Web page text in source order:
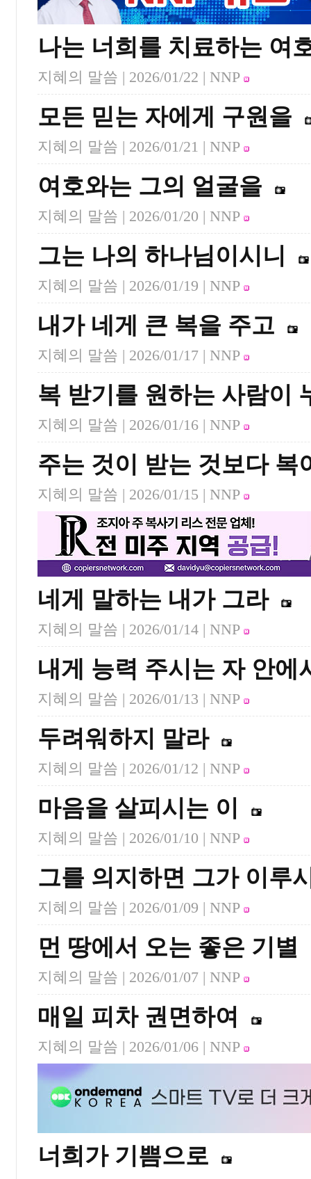
나는 너희를 치료하는 여
지혜의 말씀 | 2026/01/22 | NNP
모든 믿는 자에게 구원을
지혜의 말씀 | 2026/01/21 | NNP
여호와는 그의 얼굴을
지혜의 말씀 | 2026/01/20 | NNP
그는 나의 하나님이시니
지혜의 말씀 | 2026/01/19 | NNP
내가 네게 큰 복을 주고
지혜의 말씀 | 2026/01/17 | NNP
복 받기를 원하는 사람이
지혜의 말씀 | 2026/01/16 | NNP
주는 것이 받는 것보다 복
지혜의 말씀 | 2026/01/15 | NNP
네게 말하는 내가 그라
지혜의 말씀 | 2026/01/14 | NNP
내게 능력 주시는 자 안에
지혜의 말씀 | 2026/01/13 | NNP
두려워하지 말라
지혜의 말씀 | 2026/01/12 | NNP
마음을 살피시는 이
지혜의 말씀 | 2026/01/10 | NNP
그를 의지하면 그가 이루
지혜의 말씀 | 2026/01/09 | NNP
먼 땅에서 오는 좋은 기별
지혜의 말씀 | 2026/01/07 | NNP
매일 피차 권면하여
지혜의 말씀 | 2026/01/06 | NNP
너희가 기쁨으로